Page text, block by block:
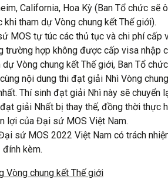
California, Hoa Kỳ (Ban Tổ chức sẽ
khi tham dự Vòng chung kết Thế giới).
MOS tự túc các thủ tục và chi phí cấp
trường hợp không được cấp visa nhập
dự Vòng chung kết Thế giới, Ban Tổ
nội dung thi đạt giải Nhì Vòng
Thí sinh đạt giải Nhì này sẽ chuyển
giải Nhất bị thay thế, đồng thời thực
lợi của Đại sứ MOS Việt Nam.
sứ MOS 2022 Việt Nam có trách
đính kèm.
Vòng chung kết Thế giới